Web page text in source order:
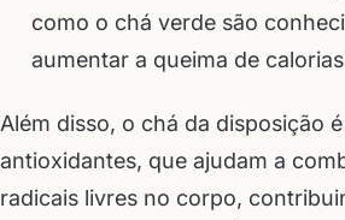
como o chá verde são
aumentar a queima de
Além disso, o chá da disposição
antioxidantes, que ajudam a
radicais livres no corpo,